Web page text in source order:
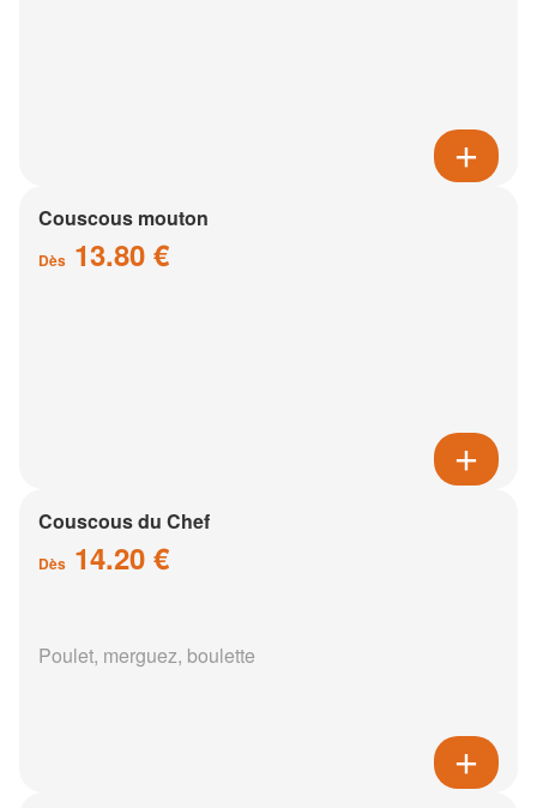
Couscous mouton
Dès 13.80 €
Couscous du Chef
Dès 14.20 €
Poulet, merguez, boulette